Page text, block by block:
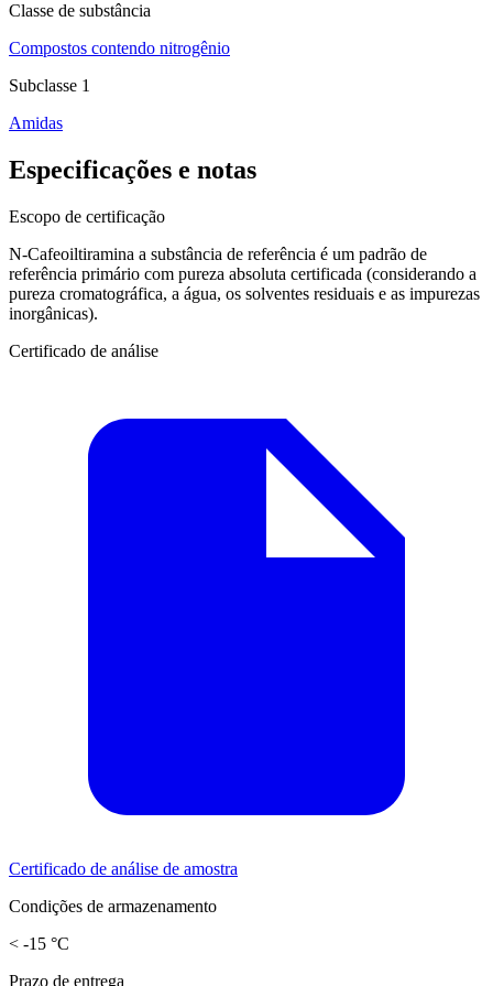
Classe de substância
Compostos contendo nitrogênio
Subclasse 1
Amidas
Especificações e notas
Escopo de certificação
N-Cafeoiltiramina a substância de referência é um padrão de
referência primário com pureza absoluta certificada (considerando a
pureza cromatográfica, a água, os solventes residuais e as impurezas
inorgânicas).
Certificado de análise
Certificado de análise de amostra
Condições de armazenamento
< -15 °C
Prazo de entrega